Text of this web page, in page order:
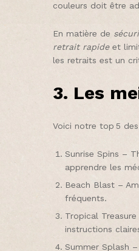
couleurs doit être
En matière de
retrait rapideet
les retraits est un
3. Les
Voici notre top 5
Sunrise Spins –
apprendre les
Beach Blast –
fréquents.
Tropical
instructions
Summer Splash